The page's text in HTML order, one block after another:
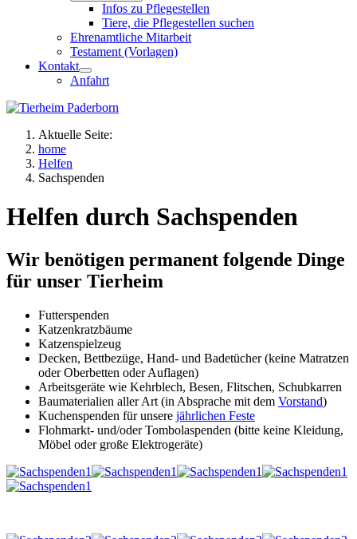
Infos zu Pflegestellen
Tiere, die Pflegestellen suchen
Ehrenamtliche Mitarbeit
Testament (Vorlagen)
Kontakt
Anfahrt
Aktuelle Seite:
home
Helfen
Sachspenden
Helfen durch Sachspenden
Wir benötigen permanent folgende Dinge
für unser Tierheim
Futterspenden
Katzenkratzbäume
Katzenspielzeug
Decken, Bettbezüge, Hand- und Badetücher (keine Matratzen
oder Oberbetten oder Auflagen)
Arbeitsgeräte wie Kehrblech, Besen, Flitschen, Schubkarren
Baumaterialien aller Art (in Absprache mit dem Vorstand)
Kuchenspenden für unsere jährlichen Feste
Flohmarkt- und/oder Tombolaspenden (bitte keine Kleidung,
Möbel oder große Elektrogeräte)